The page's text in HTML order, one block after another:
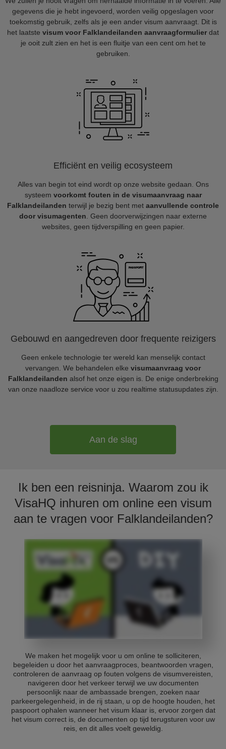
gegevens die je hebt ingevoerd, worden veilig opgeslagen voor
toekomstig gebruik, zelfs als je een ander visum aanvraagt. Dit is
het laatste visum voor Falklandeilanden aanvraagformulier dat
je ooit zult zien en het is een fluitje van een cent om het te
gebruiken.
Efficiënt en veilig ecosysteem
Alles van begin tot eind wordt op onze website gedaan. Ons
systeem voorkomt fouten in de visumaanvraag naar
Falklandeilanden terwijl je bezig bent met aanvullende controle
door visumagenten . Geen doorverwijzingen naar externe
websites, geen tijdverspilling en geen papier.
Gebouwd en aangedreven door frequente reizigers
Geen enkele technologie ter wereld kan menselijk contact
vervangen. We behandelen elke visumaanvraag voor
Falklandeilanden alsof het onze eigen is. De enige onderbreking
van onze naadloze service voor u zou realtime statusupdates zijn.
Aan de slag
Ik ben een reisninja. Waarom zou ik
VisaHQ inhuren om online een visum
aan te vragen voor Falklandeilanden?
We maken het mogelijk voor u om online te solliciteren,
begeleiden u door het aanvraagproces, beantwoorden vragen,
controleren de aanvraag op fouten volgens de visumvereisten,
navigeren door het verkeer terwijl we uw documenten
persoonlijk naar de ambassade brengen, zoeken naar
parkeergelegenheid, in de rij staan, u op de hoogte houden, het
paspoort ophalen wanneer het visum klaar is, ervoor zorgen dat
het visum correct is, de documenten op tijd terugsturen voor uw
reis, en dit alles voelt geweldig.